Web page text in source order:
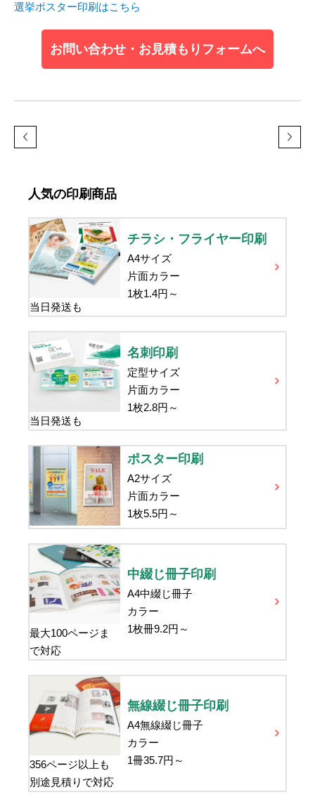
選挙ポスター印刷はこちら
お問い合わせ・お見積もりフォームへ
人気の印刷商品
当日発送も
チラシ・フライヤー印刷
A4サイズ
片面カラー
1枚1.4円～
当日発送も
名刺印刷
定型サイズ
片面カラー
1枚2.8円～
ポスター印刷
A2サイズ
片面カラー
1枚5.5円～
最大100ページま
で対応
中綴じ冊子印刷
A4中綴じ冊子
カラー
1枚冊9.2円～
356ページ以上も
別途見積りで対応
無線綴じ冊子印刷
A4無線綴じ冊子
カラー
1冊35.7円～